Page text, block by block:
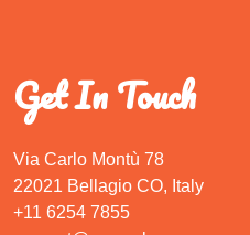
Get In Touch
Via Carlo Montù 78
22021 Bellagio CO, Italy
+11 6254 7855